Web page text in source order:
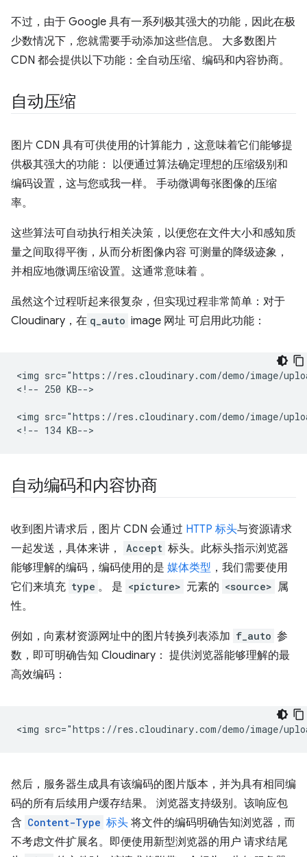
不过，由于 Google 具有一系列极其强大的功能，因此在极
少数情况下，您就需要手动添加这些信息。 大多数图片
CDN 都会提供以下功能：全自动压缩、编码和内容协商。
自动压缩
图片 CDN 具有可供使用的计算能力，这意味着它们能够提
供极其强大的功能： 以便通过算法确定理想的压缩级别和
编码设置，这与您或我一样。 手动微调每张图像的压缩
率。
这些算法可自动执行相关决策，以便您在文件大小和感知质
量之间取得平衡，从而分析图像内容 可测量的降级迹象，
并相应地微调压缩设置。这通常意味着 。
虽然这个过程听起来很复杂，但实现过程非常简单：对于
Cloudinary，在 q_auto image 网址 可启用此功能：
<img src="https://res.cloudinary.com/demo/image/
<!-- 250 KB-->
<img src="https://res.cloudinary.com/demo/image/
自动编码和内容协商
收到图片请求后，图片 CDN 会通过 HTTP 标头与资源请求
一起发送，具体来讲，
Accept 标头。此标头指示浏览器
能够理解的编码，编码使用的是 媒体类型 ，我们需要使用
它们来填充 type 。 是 <picture> 元素的 <source> 属
性。
例如，向素材资源网址中的图片转换列表添加 f_auto 参
数，即可明确告知 Cloudinary： 提供浏览器能够理解的最
高效编码：
然后，服务器生成具有该编码的图片版本，并为具有相同编
码的所有后续用户缓存结果。 浏览器支持级别。该响应包
含 Content-Type 标头 将文件的编码明确告知浏览器，而
不考虑文件扩展名。即便使用新型浏览器的用户 请求结尾